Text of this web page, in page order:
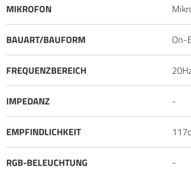
MIKROFON
BAUART/BAUFORM On-
FREQUENZBEREICH
IMPEDANZ -
EMPFINDLICHKEIT
RGB-BELEUCHTUNG -